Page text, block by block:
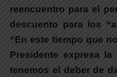
reencuentro para el
descuento para los
“En este tiempo que
Presidente expresa
tenemos el deber de